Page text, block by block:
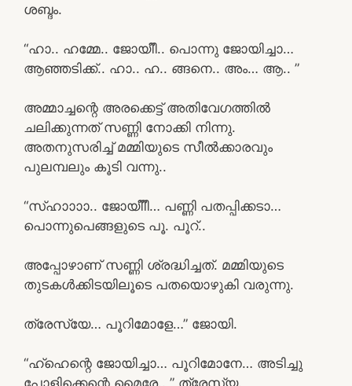
ശബ്ദം.
“ഹാ.. ഹമ്മേ.. ജോയീീ.. പൊന്നു ജോയിച്ചാ…
ആഞ്ഞടിക്ക്.. ഹാ.. ഹ.. ങ്ങനെ.. അം… ആ.. ”
അമ്മാച്ചന്റെ അരക്കെട്ട് അതിവേഗത്തിൽ
ചലിക്കുന്നത് സണ്ണി നോക്കി നിന്നു.
അതനുസരിച്ച് മമ്മിയുടെ സീൽക്കാരവും
പുലമ്പലും കൂടി വന്നു..
“സ്ഹാാാാ.. ജോയീീീ… പണ്ണി പതപ്പിക്കടാ…
പൊന്നുപെങ്ങളുടെ പൂ. പൂറ്..
അപ്പോഴാണ് സണ്ണി ശ്രദ്ധിച്ചത്. മമ്മിയുടെ
തുടകൾക്കിടയിലൂടെ പതയൊഴുകി വരുന്നു.
ത്രേസ്യേ… പൂറിമോളേ…” ജോയി.
“ഹ്ഹെന്റെ ജോയിച്ചാ… പൂറിമോനേ… അടിച്ചു
പോളിക്കെന്റെ മൈരേ.. ” ത്രേസ്യ.